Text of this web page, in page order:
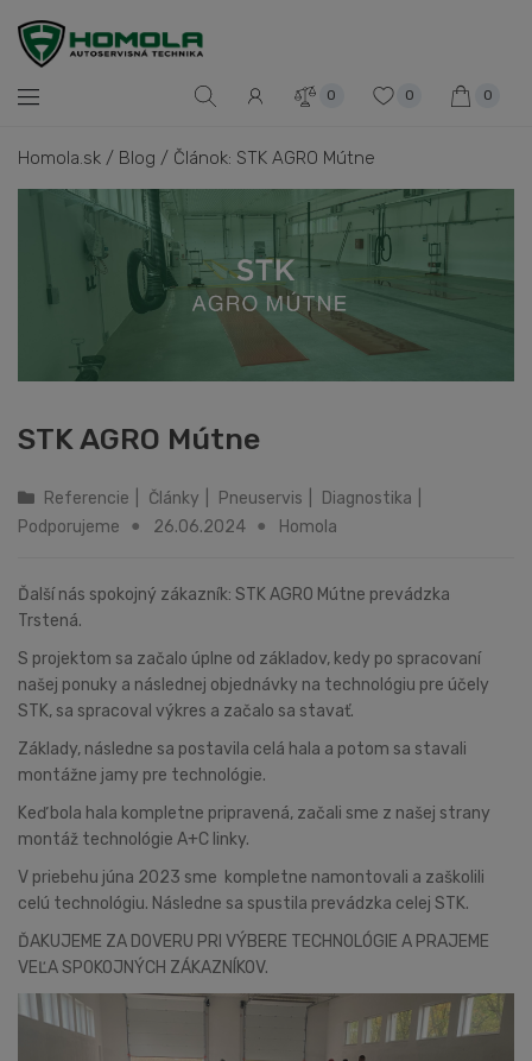
0 0 0
Homola.sk / Blog / Článok: STK AGRO Mútne
STK AGRO Mútne
Referencie Články Pneuservis Diagnostika
Podporujeme
26.06.2024 Homola
Ďalší nás spokojný zákazník: STK AGRO Mútne prevádzka
Trstená.
S projektom sa začalo úplne od základov, kedy po spracovaní
našej ponuky a následnej objednávky na technológiu pre účely
STK, sa spracoval výkres a začalo sa stavať.
Základy, následne sa postavila celá hala a potom sa stavali
montážne jamy pre technológie.
Keď bola hala kompletne pripravená, začali sme z našej strany
montáž technológie A+C linky.
V priebehu júna 2023 sme kompletne namontovali a zaškolili
celú technológiu. Následne sa spustila prevádzka celej STK.
ĎAKUJEME ZA DOVERU PRI VÝBERE TECHNOLÓGIE A PRAJEME
VEĽA SPOKOJNÝCH ZÁKAZNÍKOV.